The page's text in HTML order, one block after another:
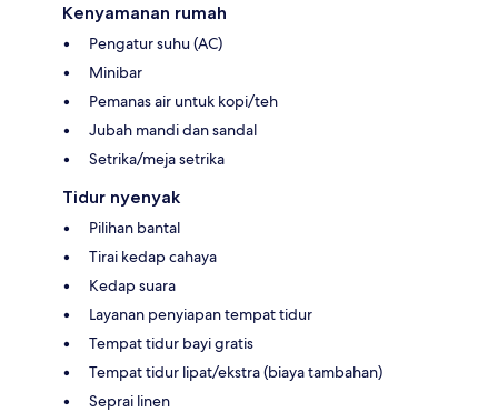
Kenyamanan rumah
Pengatur suhu (AC)
Minibar
Pemanas air untuk kopi/teh
Jubah mandi dan sandal
Setrika/meja setrika
Tidur nyenyak
Pilihan bantal
Tirai kedap cahaya
Kedap suara
Layanan penyiapan tempat tidur
Tempat tidur bayi gratis
Tempat tidur lipat/ekstra (biaya tambahan)
Seprai linen